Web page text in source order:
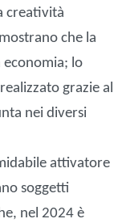
creatività
che la
lo
grazie al
nei diversi
attivatore
soggetti
nel 2024 è